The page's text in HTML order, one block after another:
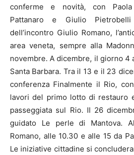
conferme e novità, con Paola
Pattanaro e Giulio
dell’incontro Giulio Romano,
area veneta, sempre alla
novembre. A dicembre, il giorno 4
Santa Barbara. Tra il 13 e il 23
conferenza Finalmente il Rio,
lavori del primo lotto di restauro
passeggiata sul Rio. Il 26
guidato Le perle di Mantova.
Romano, alle 10.30 e alle 15 da
Le iniziative cittadine si